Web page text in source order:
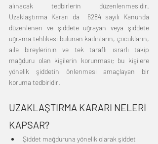
alınacak tedbirlerin düzenlenmesidir.
Uzaklaştırma Kararı da  6284 sayılı Kanunda
düzenlenen ve şiddete uğrayan veya şiddete
uğrama tehlikesi bulunan kadınların, çocukların,
aile bireylerinin ve tek taraflı ısrarlı takip
mağduru olan kişilerin korunması; bu kişilere
yönelik şiddetin önlenmesi amaçlayan bir
koruma tedbiridir.
UZAKLAŞTIRMA KARARI NELERİ
KAPSAR?
Şiddet mağduruna yönelik olarak şiddet